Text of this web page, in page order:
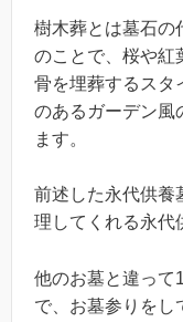
樹木葬とは墓石の
のことで、桜や紅
骨を埋葬するスタ
のあるガーデン風
ます。
前述した永代供養
理してくれる永代
他のお墓と違って
で、お墓参りをし